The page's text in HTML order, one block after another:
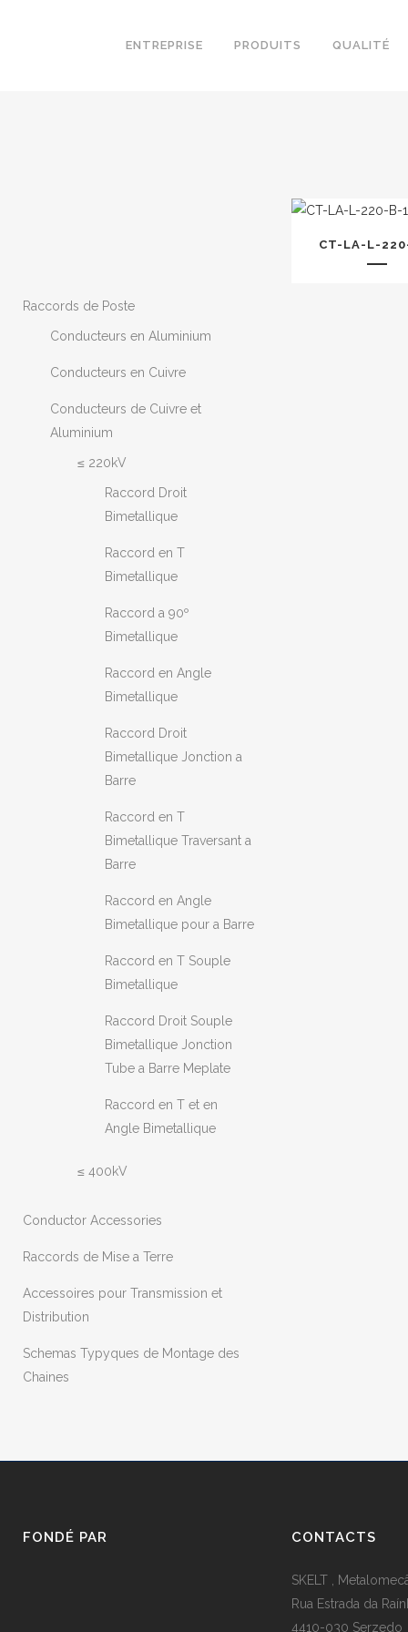
ENTREPRISE PRODUITS QUALITÉ
Raccords de Poste
Conducteurs en Aluminium
Conducteurs en Cuivre
Conducteurs de Cuivre et
Aluminium
≤ 220kV
Raccord Droit
Bimetallique
Raccord en T
Bimetallique
Raccord a 90º
Bimetallique
Raccord en Angle
Bimetallique
Raccord Droit
Bimetallique Jonction a
Barre
Raccord en T
Bimetallique Traversant a
Barre
Raccord en Angle
Bimetallique pour a Barre
Raccord en T Souple
Bimetallique
Raccord Droit Souple
Bimetallique Jonction
Tube a Barre Meplate
Raccord en T et en
Angle Bimetallique
≤ 400kV
Conductor Accessories
Raccords de Mise a Terre
Accessoires pour Transmission et
Distribution
Schemas Typyques de Montage des
Chaines
CT-LA-L-
FONDÉ PAR CONTACTS
SKELT ,
Rua Estrada da
4410-030 Serzedo